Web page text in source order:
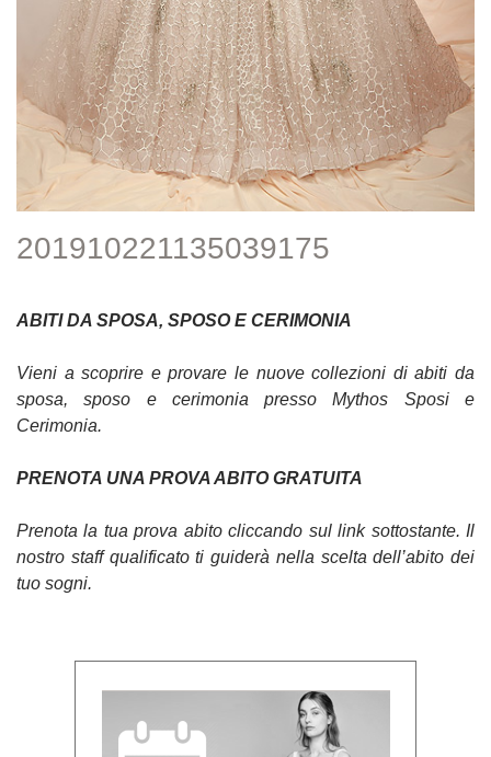
201910221135039175
ABITI DA SPOSA, SPOSO E CERIMONIA
Vieni a scoprire e provare le nuove collezioni di abiti da
sposa, sposo e cerimonia presso Mythos Sposi e
Cerimonia.
PRENOTA UNA PROVA ABITO GRATUITA
Prenota la tua prova abito cliccando sul link sottostante. Il
nostro staff qualificato ti guiderà nella scelta dell’abito dei
tuo sogni.